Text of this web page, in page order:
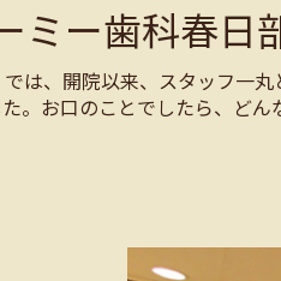
ー歯科春日
は、開院以来、スタッフ一
お口のことでしたら、どん